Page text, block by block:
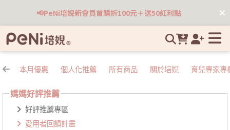
📢PeNi培婗新會員首購折100元＋送50紅利點
本月優惠 個人化推薦 所有商品 關於培婗 育兒專家專
媽媽好評推薦
好評推薦專區
愛用者回饋計畫